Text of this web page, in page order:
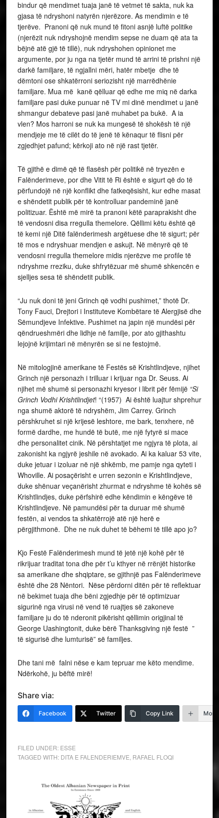
bindur që mendimet tuaja janë të vetmet të sakta, nuk ka
gjasa të ndryshoni natyrën njerëzore. As mendimin e të
tjerëve. Pranoni që nuk mund të fitoni asnjë luftë politike
(njerëzit nuk ndryshojnë mendim sepse ne duam që ata ta
bëjnë atë gjë të tillë), nuk ndryshohen opinionet me
argumente, por ju nga na tjetër mund të arrini të prishni një
darkë familjare, të ngjallni mëri, hatër mbetje dhe të
dëmtoni ose shkatërroni seriozisht një marrëdhënie
familjare. Mua më kanë qëlluar që edhe me miq në darka
familjare pasi duke punuar në TV mi dinë mendimet u janë
shmangur debateve pasi janë muhabet pa bukë. A ia
vlen? Mos harroni se nuk ka mungesë të shokësh të një
mendjeje me të cilët do të jenë të kënaqur të flisni për
zgjedhjet pafund; kërkoji ato në një rast tjetër.
Të gjithë e dimë që të flasësh për politikë në tryezën e
Falënderimeve, por dhe Vitit të Ri është e sigurt që do të
përfundojë në një konflikt dhe fatkeqësisht, kur edhe masat
e shëndetit publik për të kontrolluar pandeminë janë
politizuar. Është më mirë ta pranoni këtë paraprakisht dhe
të vendosni disa rregulla themelore. Qëllimi këtu është që
të kemi një Ditë falënderimesh argëtuese dhe të sigurt; për
të mos e ndryshuar mendjen e askujt. Në mënyrë që të
vendosni rregulla themelore midis njerëzve me profile të
ndryshme rreziku, duke shfrytëzuar më shumë shkencën e
sjelljes sesa të shëndetit publik.
“Ju nuk doni të jeni Grinch që vodhi pushimet,” thotë Dr.
Tony Fauci, Drejtori i Instituteve Kombëtare të Alergjisë dhe
Sëmundjeve Infektive. Pushimet na japin një mundësi për
qëndrueshmëri dhe lidhje në familje, por ato gjithashtu
lejojnë krijimtari në mënyrën se si ne festojmë.
Në mitologjinë amerikane të Festës së Krishtlindjeve, njihet
Grinch një personazh i trilluar i krijuar nga Dr. Seuss. Ai
njihet më shumë si personazhi kryesor i librit për fëmijë “Si
Grinch Vodhi Krishtlindjet! “(1957) Ai është luajtur shprehur
nga shumë aktorë të ndryshëm, Jim Carrey. Grinch
përshkruhet si një krijesë leshtore, me bark, tenxhere, në
formë dardhe, me hundë të butë, me një fytyrë si mace
dhe personalitet cinik. Në përshtatjet me ngjyra të plota, ai
zakonisht ka ngjyrë jeshile në avokado. Ai ka kaluar 53 vite,
duke jetuar i izoluar në një shkëmb, me pamje nga qyteti i
Whoville. Ai posaçërisht e urren sezonin e Krishtlindjeve,
duke shënuar veçanërisht zhurmat e ndryshme të kohës së
Krishtlindjes, duke përfshirë edhe këndimin e këngëve të
Krishtlindjeve. Në pamundësi për ta duruar më shumë
festën, ai vendos ta shkatërrojë atë një herë e
përgjithmonë. Dhe ne nuk duhet të bëhemi të tillë apo jo?
Kjo Festë Falënderimesh mund të jetë një kohë për të
rikrijuar traditat tona dhe për t’u kthyer në rrënjët historike
sa amerikane dhe shqiptare, se gjithnjë pas Falënderimeve
është dhe 28 Nëntori. Nëse përdorni ditën për të reflektuar
në bekimet tuaja dhe bëni zgjedhje për të optimizuar
sigurinë nga virusi në vend të ruajtjes së zakoneve
familjare ju do të nderonit pikërisht qëllimin origjinal të
George Uashingtonit, duke bërë Thanksgiving një festë ”
të sigurisë dhe lumturisë” së familjes.
Dhe tani më falni nëse e kam tepruar me këto mendime.
Ndërkohë, ju bëftë mirë!
Share via:
Facebook Twitter Copy Link More
FILED UNDER: ESSE
TAGGED WITH: DITA E FALENDERIEMVE RAFAEL FLOQI